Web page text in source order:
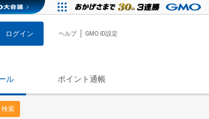
ログイン ヘルプ GMO ID設定
ル ポイント通帳
検索